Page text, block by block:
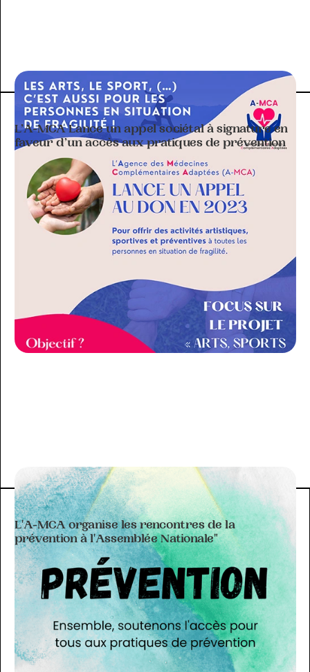
ACTIVITÉ DU CLUB
L’A-MCA Lance un appel sociétal à signature en
faveur d’un accès aux pratiques de prévention
ACTIVITÉ DE L'A-MCA
L'A-MCA organise les rencontres de la
prévention à l'Assemblée Nationale"